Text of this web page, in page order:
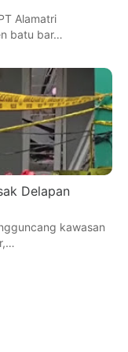
Alamatri
batu bar…
Delapan
kawasan